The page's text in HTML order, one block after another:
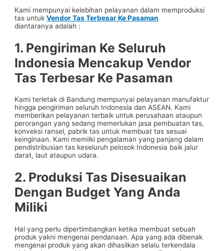
Kami mempunyai kelebihan pelayanan dalam memproduksi
tas untukVendor Tas Terbesar Ke Pasaman
diantaranya adalah :
1. Pengiriman Ke Seluruh
Indonesia MencakupVendor
Tas Terbesar Ke Pasaman
Kami terletak di Bandung mempunyai pelayanan manufaktur
hingga pengiriman seluruh Indonesia dan ASEAN. Kami
memberikan pelayanan terbaik untuk perusahaan ataupun
perorangan yang sedang memerlukan jasa pembuatan tas,
konveksi ransel, pabrik tas untuk membuat tas sesuai
keinginaan. Kami memilki pengalaman yang panjang dalam
pendistribusian tas keseluruh pelosok Indonesia baik jalur
darat, laut ataupun udara.
2. Produksi Tas Disesuaikan
Dengan Budget Yang Anda
Miliki
Hal yang perlu dipertimbangkan ketika membuat sebuah
produk yakni mengenai pendanaan. Apa yang ada dibenak
mengenai produk yang akan dihasilkan selalu terkendala